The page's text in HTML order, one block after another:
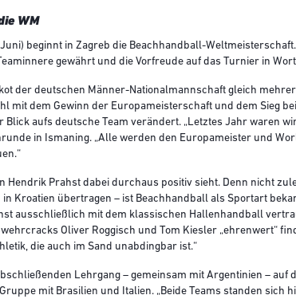
WM
beginnt in Zagreb die Beachhandball-
gewährt und die Vorfreude auf das Turnier in
der deutschen Männer-Nationalmannschaft gleich
mit dem Gewinn der Europameisterschaft und dem Sieg
aufs deutsche Team verändert. „Letztes Jahr waren
in Ismaning. „Alle werden den Europameister und
Hendrik Prahst dabei durchaus positiv sieht. Denn nicht
Kroatien übertragen – ist Beachhandball als Sportart
ausschließlich mit dem klassischen Hallenhandball
Oliver Roggisch und Tom Kiesler „ehrenwert“
die auch im Sand unabdingbar ist.“
Lehrgang – gemeinsam mit Argentinien – auf
mit Brasilien und Italien. „Beide Teams standen sich